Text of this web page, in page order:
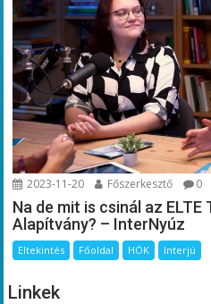
2023-11-20 Főszerkesztő 0
Na de mit is csinál az ELTE
Alapítvány? – InterNyúz
Eltekintés Főoldal HÖK Interjú
Linkek